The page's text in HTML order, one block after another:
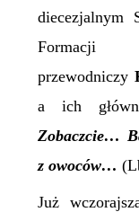
diecezjalnym
Formacji
przewodniczy
a ich
Zobaczcie…
z owoców…
Już